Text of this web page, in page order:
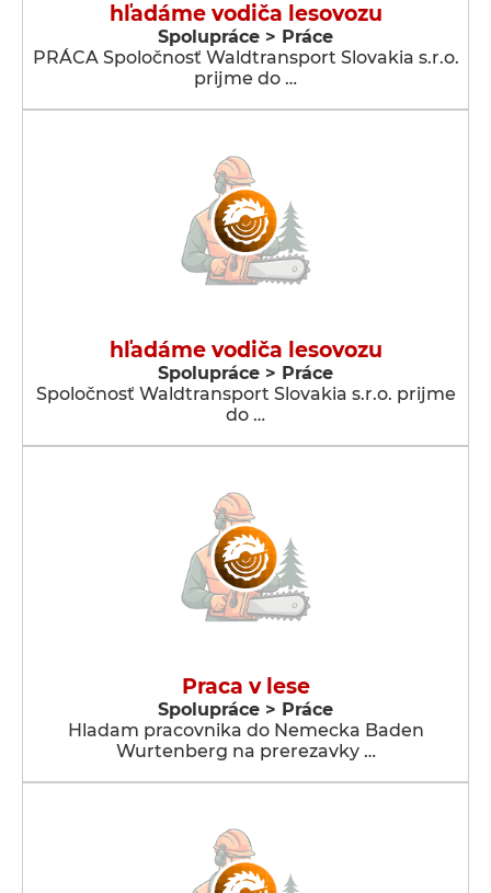
hľadáme vodiča lesovozu
Spolupráce > Práce
PRÁCA Spoločnosť Waldtransport Slovakia s.r.o.
prijme do …
hľadáme vodiča lesovozu
Spolupráce > Práce
Spoločnosť Waldtransport Slovakia s.r.o. prijme
do …
Praca v lese
Spolupráce > Práce
Hladam pracovnika do Nemecka Baden
Wurtenberg na prerezavky …